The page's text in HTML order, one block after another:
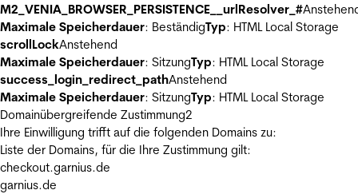
M2_VENIA_BROWSER_PERSISTENCE__urlResolver_#
Maximale Speicherdauer: BeständigTyp: HTML Local Storage
scrollLockAnstehend
Maximale Speicherdauer: SitzungTyp: HTML Local Storage
success_login_redirect_pathAnstehend
Maximale Speicherdauer: SitzungTyp: HTML Local Storage
Domainübergreifende Zustimmung2
Ihre Einwilligung trifft auf die folgenden Domains zu:
Liste der Domains, für die Ihre Zustimmung gilt:
checkout.garnius.de
garnius.de